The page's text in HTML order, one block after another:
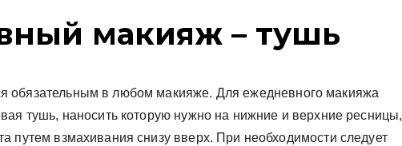
макияж – тушь
обязательным в любом макияже. Для ежедневного макияжа
тушь, наносить которую нужно на нижние и верхние ресницы,
путем взмахивания снизу вверх. При необходимости следует